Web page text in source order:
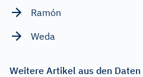
Ramón
Weda
Weitere Artikel aus den